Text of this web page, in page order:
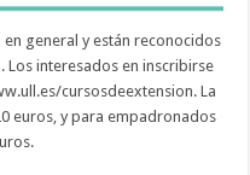
general y están reconocidos
Los interesados en inscribirse
cursosdeextension. La
euros, y para empadronados